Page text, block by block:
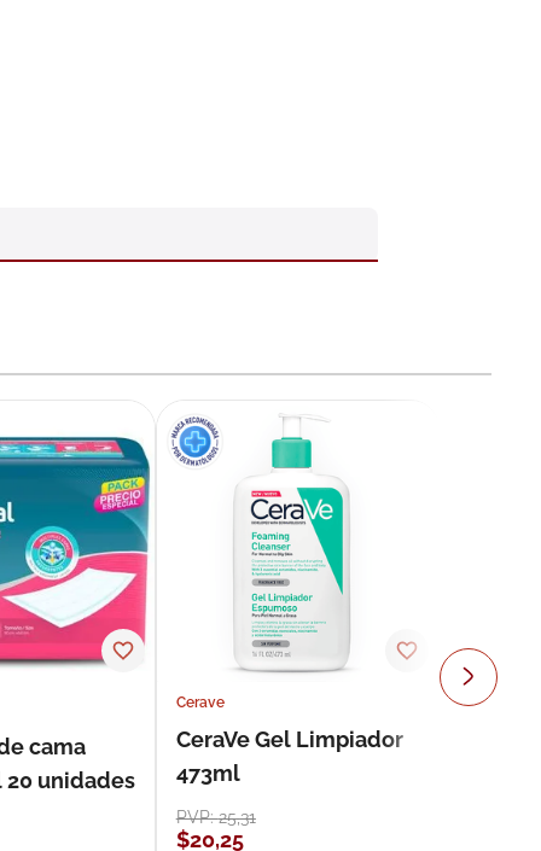
cama
unidades
Cerave
CeraVe Gel Limpiador
473ml
PVP:25,31
$20,25